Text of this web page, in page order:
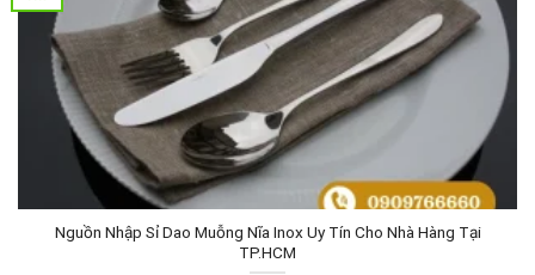
Nguồn Nhập Sỉ Dao Muỗng Nĩa Inox Uy Tín Cho Nhà Hàng Tại
TP.HCM